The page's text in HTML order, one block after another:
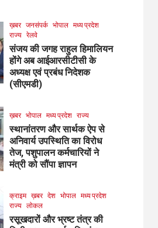
ख़बर जनसंपर्क भोपाल मध्य प्रदेश
राज्य रेलवे
संजय की जगह राहुल हिमालियन
होंगे अब आईआरसीटीसी के
अध्यक्ष एवं प्रबंध निदेशक
(सीएमडी)
ख़बर भोपाल मध्य प्रदेश राज्य
स्थानांतरण और सार्थक ऐप से
अनिवार्य उपस्थिति का विरोध
तेज, पशुपालन कर्मचारियों ने
मंत्री को सौंपा ज्ञापन
क्राइम ख़बर देश भोपाल मध्य प्रदेश
राज्य लोकल
रसूखदारों और भ्रष्ट तंत्र की